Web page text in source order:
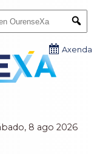
8 ago 2026
Axenda